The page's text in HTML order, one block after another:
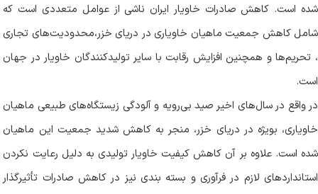
شده است. کاهش صادرات خاویار ایران ناشی از عوامل متعددی است که
شامل کاهش جمعیت ماهیان خاویاری در دریای خزر،محدودیت‌های تجاری
، تحریم‌ها و همچنین افزایش رقابت با سایر تولیدکنندگان خاویار در جهان
است.
در واقع در سال‌های اخیر صید بی‌رویه و آلودگی زیستگاه‌های طبیعی ماهیان
خاویاری، بویژه در دریای خزر، منجر به کاهش شدید جمعیت این ماهیان
شده است. علاوه بر آن کاهش کیفیت خاویار تولیدی به دلیل رعایت نکردن
استانداردهای لازم در فرآوری و بسته ‌بندی نیز در کاهش صادرات تأثیرگذار